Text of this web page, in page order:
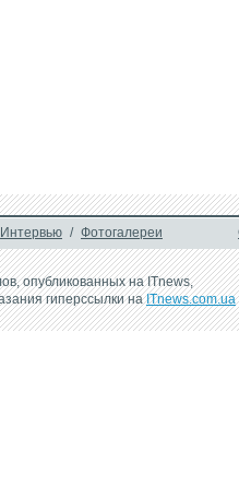
Интервью / Фотогалереи
опубликованных на ITnews,
гиперссылки наITnews.com.ua